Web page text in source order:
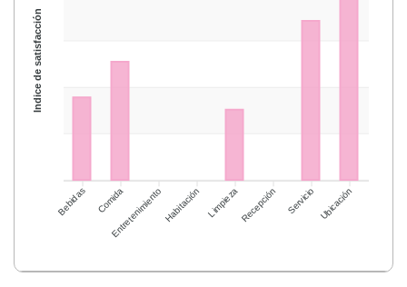
Bebidas ComidaEntretenimiento Habitación LimpiezaRecepción Servicio Ubicación
Índice de satisfacción